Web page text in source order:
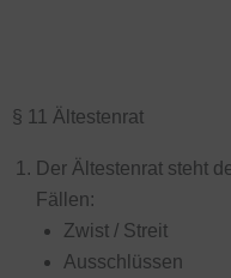
§ 11 Ältestenrat
Der Ältestenrat steht
Fällen:
Zwist / Streit
Ausschlüssen